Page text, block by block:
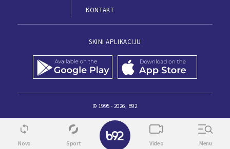
KONTAKT
SKINI APLIKACIJU
© 1995 - 2026, B92
Novo Sport Video Menu